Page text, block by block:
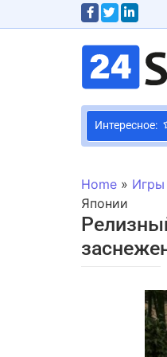
Интересное:
Home » Игры
Японии